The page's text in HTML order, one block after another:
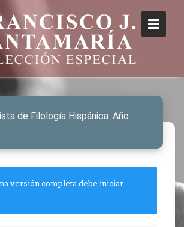
de Filología Hispánica. Año
versión completa debe iniciar